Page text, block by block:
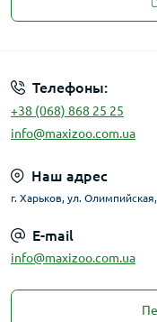
Телефоны:
+38 (068) 868 25 25
info@maxizoo.com.ua
Наш адрес
г. Харьков, ул.
E-mail
info@maxizoo.com.ua